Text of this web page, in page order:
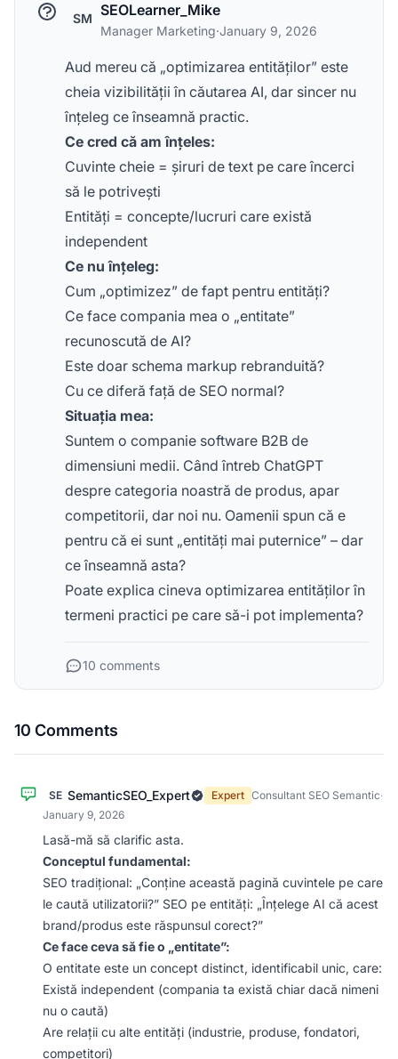
SM SEOLearner_Mike
Manager Marketing·January 9, 2026
Aud mereu că „optimizarea entităților” este
cheia vizibilității în căutarea AI, dar sincer nu
înțeleg ce înseamnă practic.
Ce cred că am înțeles:
Cuvinte cheie = șiruri de text pe care încerci
să le potrivești
Entități = concepte/lucruri care există
independent
Ce nu înțeleg:
Cum „optimizez” de fapt pentru entități?
Ce face compania mea o „entitate”
recunoscută de AI?
Este doar schema markup rebranduită?
Cu ce diferă față de SEO normal?
Situația mea:
Suntem o companie software B2B de
dimensiuni medii. Când întreb ChatGPT
despre categoria noastră de produs, apar
competitorii, dar noi nu. Oamenii spun că e
pentru că ei sunt „entități mai puternice” – dar
ce înseamnă asta?
Poate explica cineva optimizarea entităților în
termeni practici pe care să-i pot implementa?
10 comments
10 Comments
SE SemanticSEO_Expert Expert Consultant SEO Semantic·
January 9, 2026
Lasă-mă să clarific asta.
Conceptul fundamental:
SEO tradițional: „Conține această pagină cuvintele pe care
le caută utilizatorii?” SEO pe entități: „Înțelege AI că acest
brand/produs este răspunsul corect?”
Ce face ceva să fie o „entitate”:
O entitate este un concept distinct, identificabil unic, care:
Există independent (compania ta există chiar dacă nimeni
nu o caută)
Are relații cu alte entități (industrie, produse, fondatori,
competitori)